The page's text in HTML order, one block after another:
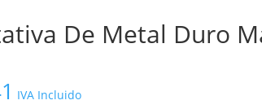
De Metal Duro
IVA Incluido